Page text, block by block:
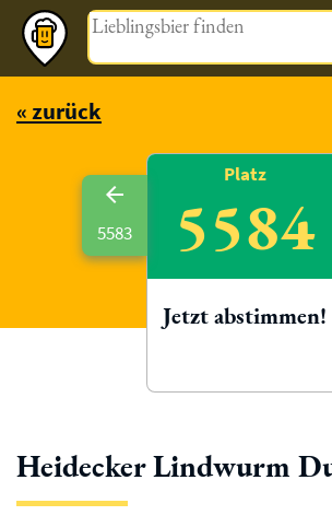
Magazin
« zurück
Heidecker Lindwurm
5583
Platz
5584
Jetzt abstimmen!